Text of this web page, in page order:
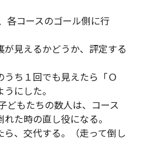
各コースのゴール側に行
えるかどうか、評定する
１回でも見えたら「Ｏ
にした。
どもたちの数人は、コース
た時の直し役になる。
交代する。（走って倒し